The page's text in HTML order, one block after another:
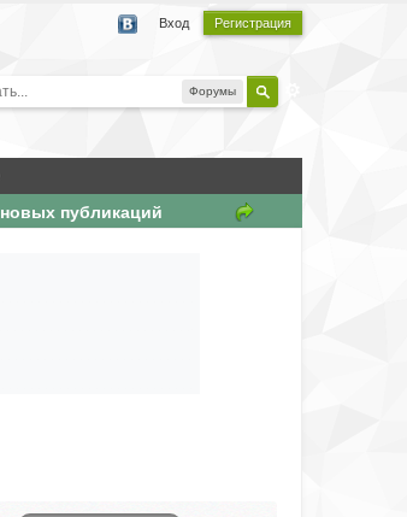
Вход Регистрация
Форумы
публикаций